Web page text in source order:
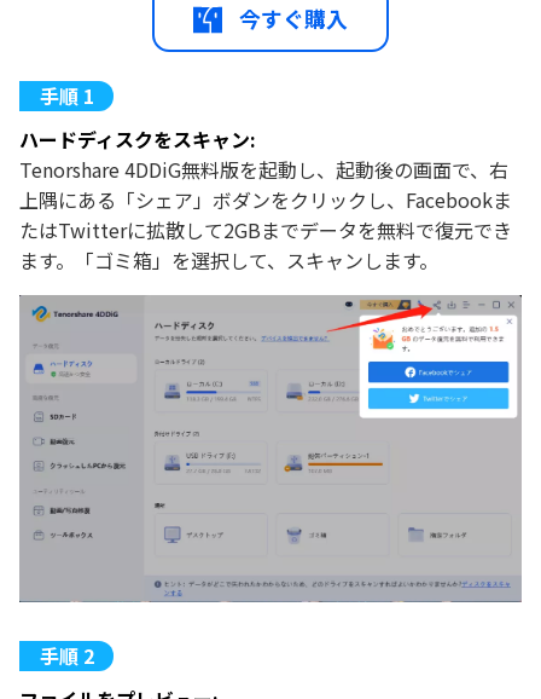
今すぐ購入
ハードディスクをスキャン:
Tenorshare 4DDiG無料版を起動し、起動後の画面で、右
上隅にある「シェア」ボダンをクリックし、Facebookま
たはTwitterに拡散して2GBまでデータを無料で復元でき
ます。「ゴミ箱」を選択して、スキャンします。